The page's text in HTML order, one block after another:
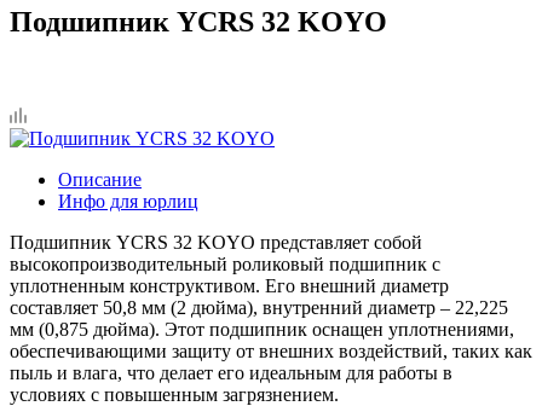
Подшипник YCRS 32 KOYO
Описание
Инфо для юрлиц
Подшипник YCRS 32 KOYO представляет собой
высокопроизводительный роликовый подшипник с
уплотненным конструктивом. Его внешний диаметр
составляет 50,8 мм (2 дюйма), внутренний диаметр – 22,225
мм (0,875 дюйма). Этот подшипник оснащен уплотнениями,
обеспечивающими защиту от внешних воздействий, таких как
пыль и влага, что делает его идеальным для работы в
условиях с повышенным загрязнением.